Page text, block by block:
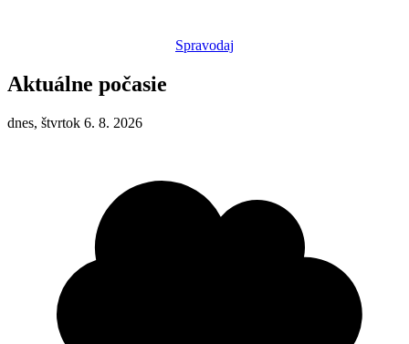
Spravodaj
Aktuálne počasie
dnes, štvrtok 6. 8. 2026